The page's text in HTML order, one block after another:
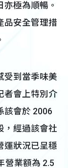
極為順暢。
品安全管理措
到當季味美
者會上特別介
該會於 2006
，經過該會社
運狀況已呈穩
營業額為 2.5